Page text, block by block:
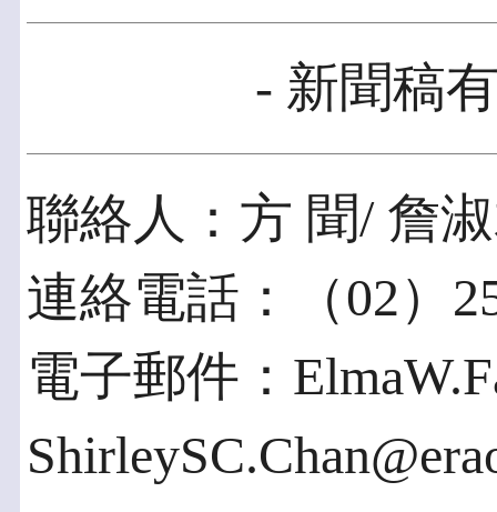
- 新聞稿
聯絡人：方 聞/ 詹
連絡電話：（02）
電子郵件：